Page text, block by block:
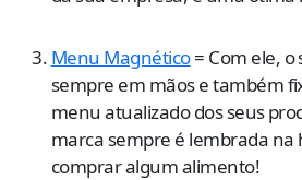
Menu Magnético= Com ele, o
sempre em mãos e também
menu atualizado dos seus
marca sempre é lembrada na
comprar algum alimento!